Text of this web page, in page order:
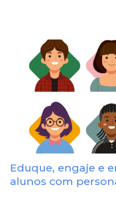
Eduque, engaje e
alunos com